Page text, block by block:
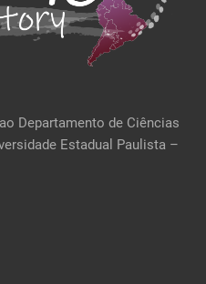
Departamento de Ciências
Estadual Paulista –